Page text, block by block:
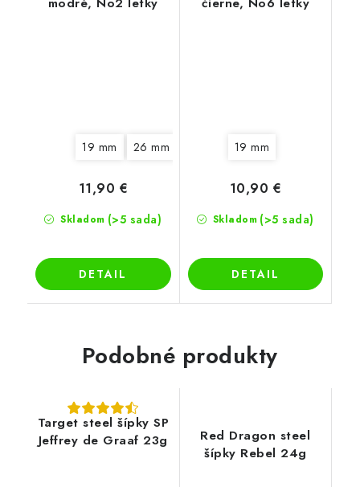
19 mm 26 mm
Skladom (>5 sada)
11,90 €
DETAIL
19 mm
Skladom (>5 sada)
10,90 €
DETAIL
Podobné produkty
Target steel šípky SP
Jeffrey de Graaf 23g
Red Dragon steel
šípky Rebel 24g